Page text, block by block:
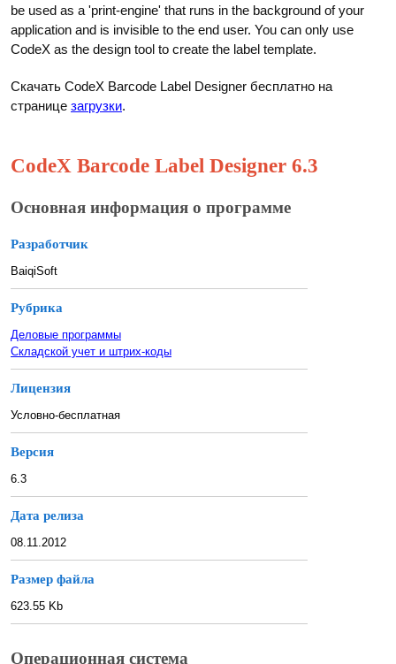
be used as a 'print-engine' that runs in the background of your
application and is invisible to the end user. You can only use
CodeX as the design tool to create the label template.
Скачать CodeX Barcode Label Designer бесплатно на
странице загрузки.
CodeX Barcode Label Designer 6.3
Основная информация о программе
Разработчик
BaiqiSoft
Рубрика
Деловые программы
Складской учет и штрих-коды
Лицензия
Условно-бесплатная
Версия
6.3
Дата релиза
08.11.2012
Размер файла
623.55 Kb
Операционная система